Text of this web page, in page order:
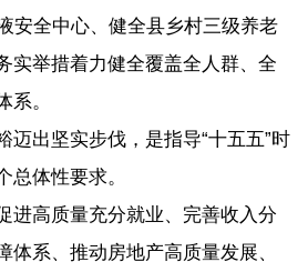
安全中心、健全县乡村三级养老
举措着力健全覆盖全人群、全
系。
迈出坚实步伐，是指导“十五五”时
总体性要求。
进高质量充分就业、完善收入分
体系、推动房地产高质量发展、